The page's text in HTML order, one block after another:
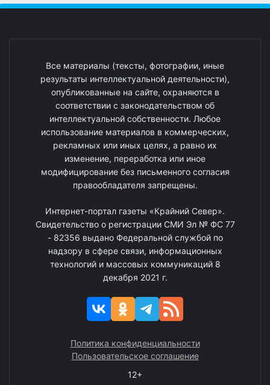
Все материалы (тексты, фотографии, иные
результаты интеллектуальной деятельности),
опубликованные на сайте, охраняются в
соответствии с законодательством об
интеллектуальной собственности. Любое
использование материалов в коммерческих,
рекламных или иных целях, а равно их
изменение, переработка или иное
модифицирование без письменного согласия
правообладателя запрещены.
Интернет-портал газеты «Крайний Север».
Свидетельство о регистрации СМИ Эл № ФС 77
- 82356 выдано Федеральной службой по
надзору в сфере связи, информационных
технологий и массовых коммуникаций 8
декабря 2021 г.
Политика конфиденциальности
Пользовательское соглашение
12+